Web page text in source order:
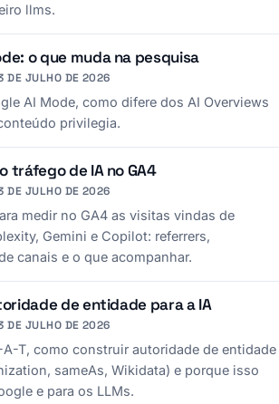
llms.
o que muda na pesquisa
DE JULHO DE 2026
AI Mode, como difere dos AI Overviews
privilegia.
tráfego de IA no GA4
DE JULHO DE 2026
medir no GA4 as visitas vindas de
Gemini e Copilot: referrers,
canais e o que acompanhar.
de entidade para a IA
DE JULHO DE 2026
A-T, como construir autoridade de entidade
sameAs, Wikidata) e porque isso
e para os LLMs.